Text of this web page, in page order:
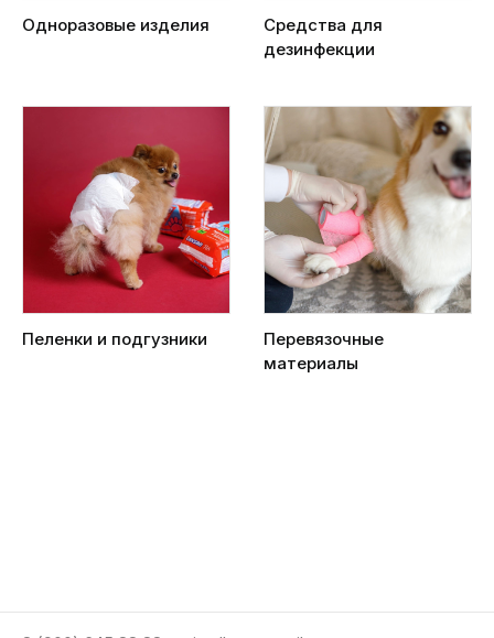
Одноразовые изделия
Средства для
дезинфекции
Пеленки и подгузники
Перевязочные
материалы